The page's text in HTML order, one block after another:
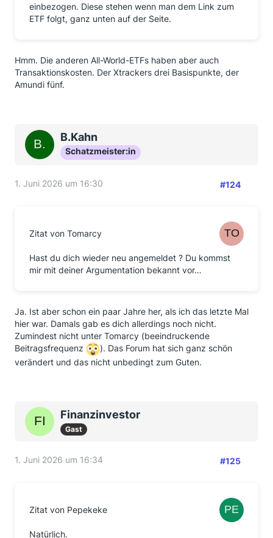
einbezogen. Diese stehen wenn man dem Link zum
ETF folgt, ganz unten auf der Seite.
Hmm. Die anderen All-World-ETFs haben aber auch
Transaktionskosten. Der Xtrackers drei Basispunkte, der
Amundi fünf.
B.Kahn
Schatzmeister:in
1. Juni 2026 um 16:30 #124
Zitat von Tomarcy
Hast du dich wieder neu angemeldet ? Du kommst
mir mit deiner Argumentation bekannt vor…
Ja. Ist aber schon ein paar Jahre her, als ich das letzte Mal
hier war. Damals gab es dich allerdings noch nicht.
Zumindest nicht unter Tomarcy (beeindruckende
Beitragsfrequenz
). Das Forum hat sich ganz schön
verändert und das nicht unbedingt zum Guten.
Finanzinvestor
Gast
1. Juni 2026 um 16:34 #125
Zitat von Pepekeke
Natürlich.